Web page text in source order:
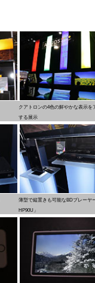
クアトロンの4色の鮮やかな表示を
する展示
薄型で縦置きも可能なBDプレーヤ
HP90U」